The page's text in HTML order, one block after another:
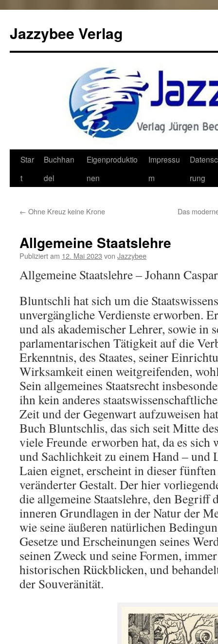
Jazzybee Verlag
Zum
Inhalt
Star
t
Buchhan
del
Eigenproduktio
nen
Impressu
m
rung
← Ohne Kreuz keine Krone Das
Allgemeine Staatslehre
Publiziert am 12. Mai 2023 von Jazzybee
Allgemeine Staatslehre – Johann
Bluntschli hat sich um die
unvergängliche Verdienste erworben.
und als akademischer Lehrer, sowie in
parlamentarischen Tätigkeit auf die
Erkenntnis, des Staates, seiner
Wirksamkeit einen weitgreifenden,
Sein allgemeines Staatsrecht
ihn kein anderes
Zeit und der Gegenwart aufzuweisen
Buch Bluntschlis, das sich seit Mitte
viele Freunde erworbenhat, da es sich
und Sachlichkeit zu einem Hand – und
Laien eignet, erscheint in dieser
veränderter Gestalt. Der hier
die allgemeine Staatslehre, den Begriff
inneren Grundlagen in der Natur der
wie seine äußeren natürlichen
Gesetze und Erscheinungen seines
seinen Zweck und seine Formen,
historischen Rückblicken, und
der Souveränität.